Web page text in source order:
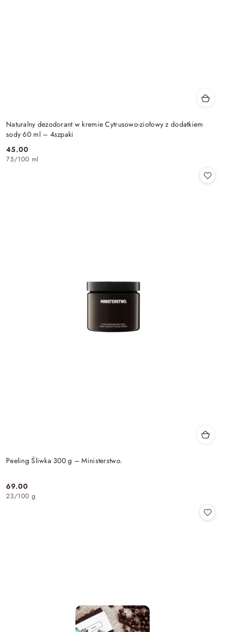
Naturalny dezodorant w kremie Cytrusowo-ziołowy z dodatkiem
sody 60 ml – 4szpaki
Cena:
45.00
75/100 ml
Peeling Śliwka 300 g – Ministerstwo.
Cena:
69.00
23/100 g